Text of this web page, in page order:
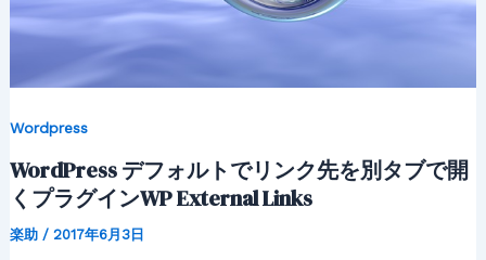
Wordpress
WordPress デフォルトでリンク先を別タブで開
くプラグインWP External Links
楽助 / 2017年6月3日